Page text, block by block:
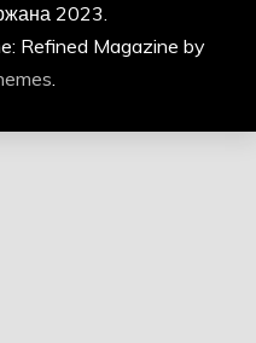
2023.
Refined Magazine by
.